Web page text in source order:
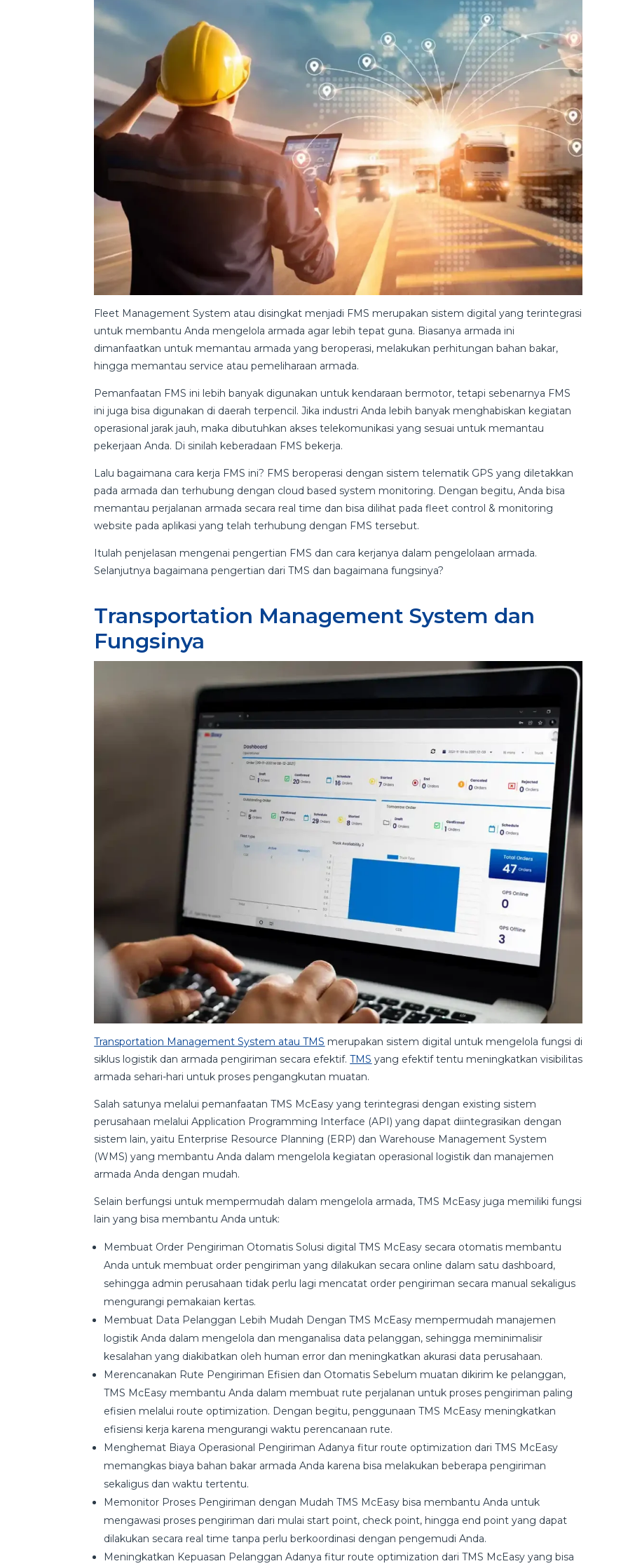
Fleet Management System atau disingkat menjadi FMS merupakan sistem digital yang terintegrasi
untuk membantu Anda mengelola armada agar lebih tepat guna. Biasanya armada ini
dimanfaatkan untuk memantau armada yang beroperasi, melakukan perhitungan bahan bakar,
hingga memantau service atau pemeliharaan armada.
Pemanfaatan FMS ini lebih banyak digunakan untuk kendaraan bermotor, tetapi sebenarnya FMS
ini juga bisa digunakan di daerah terpencil. Jika industri Anda lebih banyak menghabiskan kegiatan
operasional jarak jauh, maka dibutuhkan akses telekomunikasi yang sesuai untuk memantau
pekerjaan Anda. Di sinilah keberadaan FMS bekerja.
Lalu bagaimana cara kerja FMS ini? FMS beroperasi dengan sistem telematik GPS yang diletakkan
pada armada dan terhubung dengan cloud based system monitoring. Dengan begitu, Anda bisa
memantau perjalanan armada secara real time dan bisa dilihat pada fleet control & monitoring
website pada aplikasi yang telah terhubung dengan FMS tersebut.
Itulah penjelasan mengenai pengertian FMS dan cara kerjanya dalam pengelolaan armada.
Selanjutnya bagaimana pengertian dari TMS dan bagaimana fungsinya?
Transportation Management System dan
Fungsinya
Transportation Management System atau TMS merupakan sistem digital untuk mengelola fungsi di
siklus logistik dan armada pengiriman secara efektif.TMS yang efektif tentu meningkatkan visibilitas
armada sehari-hari untuk proses pengangkutan muatan.
Salah satunya melalui pemanfaatan TMS McEasy yang terintegrasi dengan existing sistem
perusahaan melalui Application Programming Interface (API) yang dapat diintegrasikan dengan
sistem lain, yaitu Enterprise Resource Planning (ERP) dan Warehouse Management System
(WMS) yang membantu Anda dalam mengelola kegiatan operasional logistik dan manajemen
armada Anda dengan mudah.
Selain berfungsi untuk mempermudah dalam mengelola armada, TMS McEasy juga memiliki fungsi
lain yang bisa membantu Anda untuk:
Membuat Order Pengiriman Otomatis Solusi digital TMS McEasy secara otomatis membantu
Anda untuk membuat order pengiriman yang dilakukan secara online dalam satu dashboard,
sehingga admin perusahaan tidak perlu lagi mencatat order pengiriman secara manual sekaligus
mengurangi pemakaian kertas.
Membuat Data Pelanggan Lebih Mudah Dengan TMS McEasy mempermudah manajemen
logistik Anda dalam mengelola dan menganalisa data pelanggan, sehingga meminimalisir
kesalahan yang diakibatkan oleh human error dan meningkatkan akurasi data perusahaan.
Merencanakan Rute Pengiriman Efisien dan Otomatis Sebelum muatan dikirim ke pelanggan,
TMS McEasy membantu Anda dalam membuat rute perjalanan untuk proses pengiriman paling
efisien melalui route optimization. Dengan begitu, penggunaan TMS McEasy meningkatkan
efisiensi kerja karena mengurangi waktu perencanaan rute.
Menghemat Biaya Operasional Pengiriman Adanya fitur route optimization dari TMS McEasy
memangkas biaya bahan bakar armada Anda karena bisa melakukan beberapa pengiriman
sekaligus dan waktu tertentu.
Memonitor Proses Pengiriman dengan Mudah TMS McEasy bisa membantu Anda untuk
mengawasi proses pengiriman dari mulai start point, check point, hingga end point yang dapat
dilakukan secara real time tanpa perlu berkoordinasi dengan pengemudi Anda.
Meningkatkan Kepuasan Pelanggan Adanya fitur route optimization dari TMS McEasy yang bisa